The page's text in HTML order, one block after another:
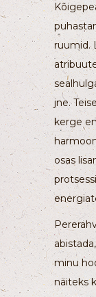
ruumid.
jne.
kerge
osas
minu
näiteks